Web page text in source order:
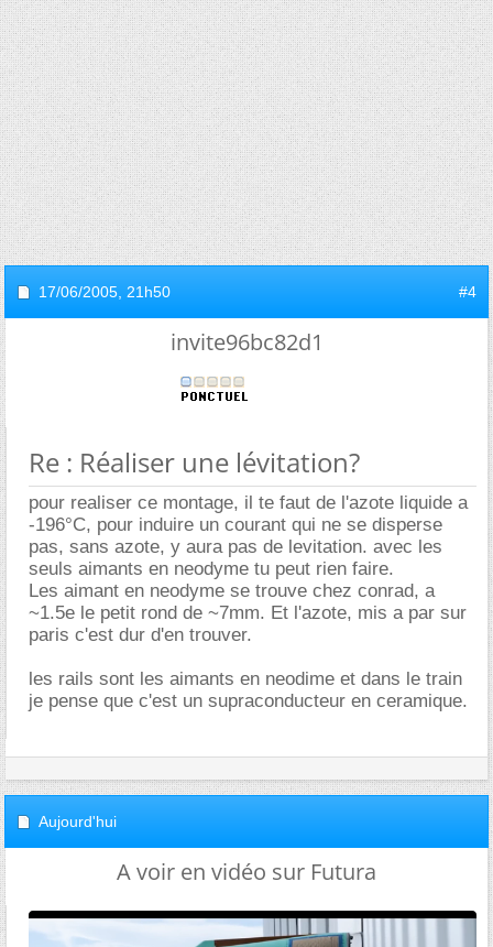
17/06/2005, 21h50 #4
invite96bc82d1
Re : Réaliser une lévitation?
pour realiser ce montage, il te faut de l'azote liquide a
-196°C, pour induire un courant qui ne se disperse
pas, sans azote, y aura pas de levitation. avec les
seuls aimants en neodyme tu peut rien faire.
Les aimant en neodyme se trouve chez conrad, a
~1.5e le petit rond de ~7mm. Et l'azote, mis a par sur
paris c'est dur d'en trouver.
les rails sont les aimants en neodime et dans le train
je pense que c'est un supraconducteur en ceramique.
Aujourd'hui
A voir en vidéo sur Futura